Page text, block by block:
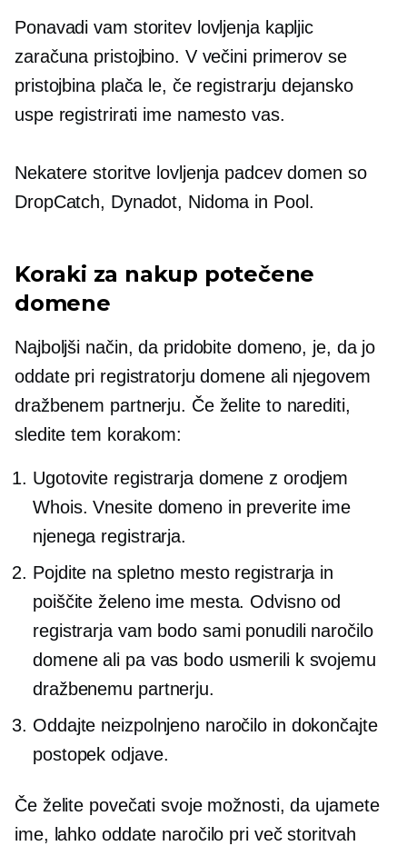
Ponavadi vam storitev lovljenja kapljic
zaračuna pristojbino. V večini primerov se
pristojbina plača le, če registrarju dejansko
uspe registrirati ime namesto vas.
Nekatere storitve lovljenja padcev domen so
DropCatch, Dynadot, Nidoma in Pool.
Koraki za nakup potečene
domene
Najboljši način, da pridobite domeno, je, da jo
oddate pri registratorju domene ali njegovem
dražbenem partnerju. Če želite to narediti,
sledite tem korakom:
Ugotovite registrarja domene z orodjem
Whois. Vnesite domeno in preverite ime
njenega registrarja.
Pojdite na spletno mesto registrarja in
poiščite želeno ime mesta. Odvisno od
registrarja vam bodo sami ponudili naročilo
domene ali pa vas bodo usmerili k svojemu
dražbenemu partnerju.
Oddajte neizpolnjeno naročilo in dokončajte
postopek odjave.
Če želite povečati svoje možnosti, da ujamete
ime, lahko oddate naročilo pri več storitvah